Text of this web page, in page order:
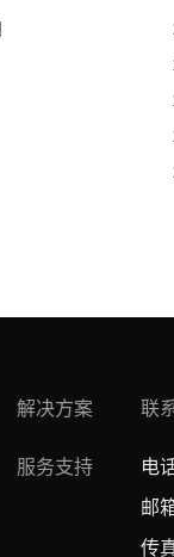
解决方案
服务支持
联
电
邮
传